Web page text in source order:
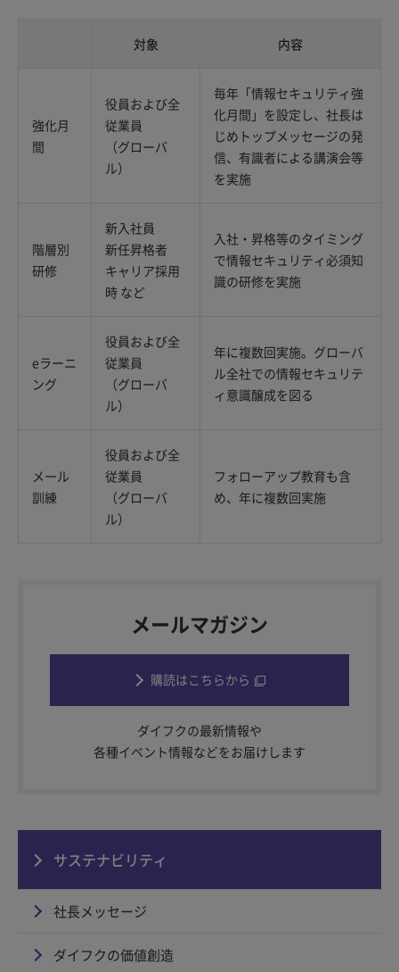
対象 内容
強化月
間
役員および全
従業員
（グローバ
ル）
毎年「情報セキュリティ強
化月間」を設定し、社長は
じめトップメッセージの発
信、有識者による講演会等
を実施
階層別
研修
新入社員
新任昇格者
キャリア採用
時 など
入社・昇格等のタイミング
で情報セキュリティ必須知
識の研修を実施
eラーニ
ング
役員および全
従業員
（グローバ
ル）
年に複数回実施。グローバ
ル全社での情報セキュリテ
ィ意識醸成を図る
メール
訓練
役員および全
従業員
（グローバ
ル）
フォローアップ教育も含
め、年に複数回実施
メールマガジン
購読はこちらから
ダイフクの最新情報や
各種イベント情報などをお届けします
サステナビリティ
社長メッセージ
ダイフクの価値創造